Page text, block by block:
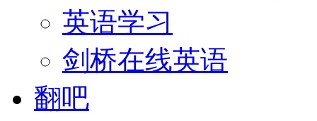
英语学习
剑桥在线英语
翻吧